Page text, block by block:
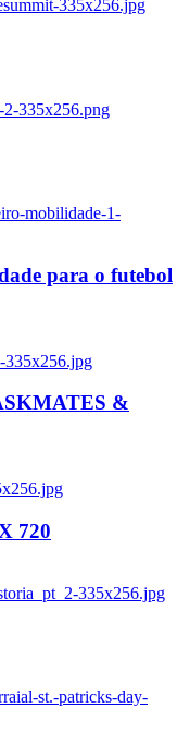
335x256.jpg
2-335x256.png
mobilidade-1-
para o futebol
335x256.jpg
&
720
335x256.jpg
st.-patricks-day-